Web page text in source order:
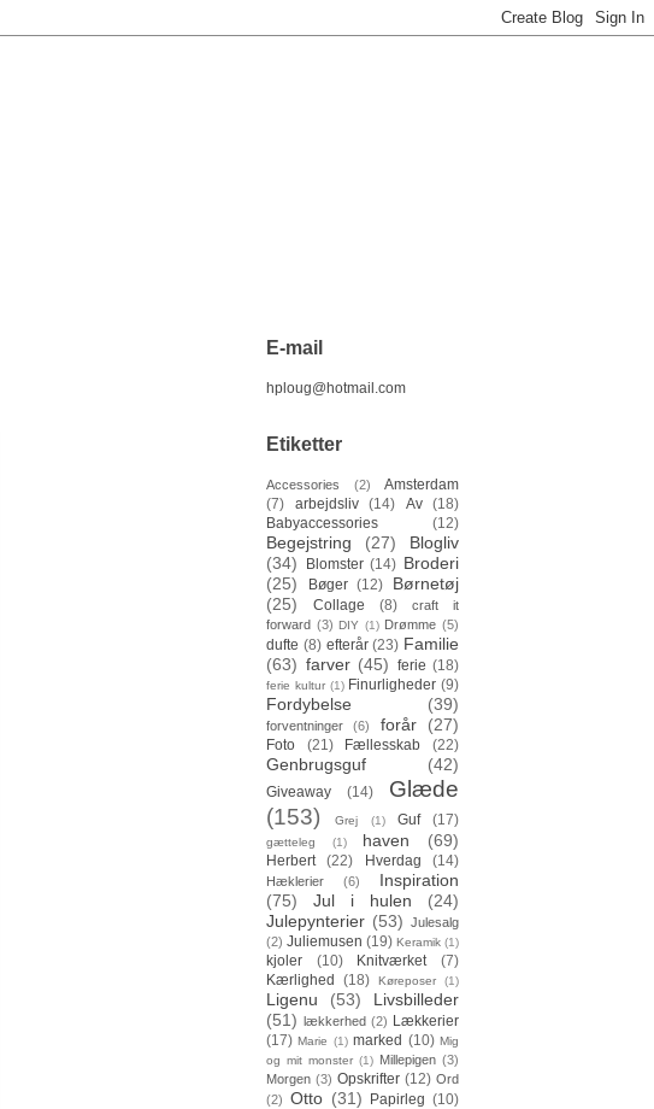
E-mail
hploug@hotmail.com
Etiketter
Accessories (2)
Amsterdam
(7)
arbejdsliv (14) Av
(18)
Babyaccessories
(12)
Begejstring (27)
Blogliv
(34)
Blomster (14) Broderi
(25)
Bøger (12)
Børnetøj
(25)
Collage (8)
craft it
forward (3) DIY (1) Drømme (5)
dufte (8) efterår (23) Familie
(63) farver (45) ferie (18)
ferie kultur (1) Finurligheder (9)
Fordybelse (39)
forventninger (6) forår (27)
Foto (21) Fællesskab (22)
Genbrugsguf (42)
Giveaway (14)
Glæde
(153)
Grej (1) Guf (17)
gætteleg (1) haven (69)
Herbert (22) Hverdag (14)
Hæklerier (6)
Inspiration
(75)
Jul i hulen
(24)
Julepynterier (53) Julesalg
(2) Juliemusen (19) Keramik (1)
kjoler (10) Knitværket
(7)
Kærlighed
(18) Køreposer (1)
Ligenu (53)
Livsbilleder
(51) lækkerhed (2) Lækkerier
(17) Marie (1) marked (10) Mig
og mit monster (1) Millepigen (3)
Morgen (3) Opskrifter (12) Ord
(2) Otto (31) Papirleg (10)